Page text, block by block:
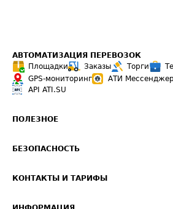
АВТОМАТИЗАЦИЯ ПЕРЕВОЗОК
Площадки
Заказы Торги
GPS-мониторинг
АТИ Мессенджер
API ATI.SU
ПОЛЕЗНОЕ
Звезды ATI.SU на вашем сайте
БЕЗОПАСНОСТЬ
Светофор+
КОНТАКТЫ И ТАРИФЫ